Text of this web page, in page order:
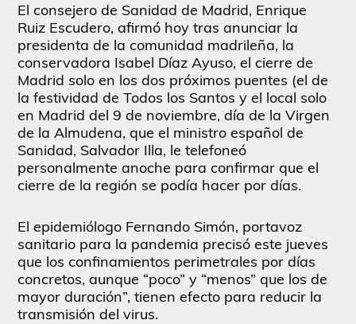
El consejero de Sanidad de Madrid, Enrique
Ruiz Escudero, afirmó hoy tras anunciar la
presidenta de la comunidad madrileña, la
conservadora Isabel Díaz Ayuso, el cierre de
Madrid solo en los dos próximos puentes (el de
la festividad de Todos los Santos y el local solo
en Madrid del 9 de noviembre, día de la Virgen
de la Almudena, que el ministro español de
Sanidad, Salvador Illa, le telefoneó
personalmente anoche para confirmar que el
cierre de la región se podía hacer por días.
El epidemiólogo Fernando Simón, portavoz
sanitario para la pandemia precisó este jueves
que los confinamientos perimetrales por días
concretos, aunque “poco” y “menos” que los de
mayor duración”, tienen efecto para reducir la
transmisión del virus.